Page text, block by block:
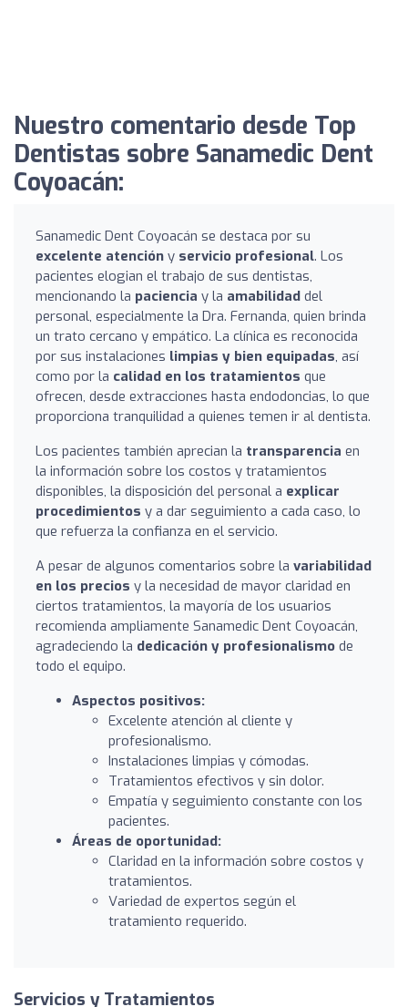
Nuestro comentario desde Top
Dentistas sobre Sanamedic Dent
Coyoacán:
Sanamedic Dent Coyoacán se destaca por su
excelente atención y servicio profesional. Los
pacientes elogian el trabajo de sus dentistas,
mencionando la paciencia y la amabilidad del
personal, especialmente la Dra. Fernanda, quien brinda
un trato cercano y empático. La clínica es reconocida
por sus instalaciones limpias y bien equipadas, así
como por la calidad en los tratamientos que
ofrecen, desde extracciones hasta endodoncias, lo que
proporciona tranquilidad a quienes temen ir al dentista.
Los pacientes también aprecian la transparencia en
la información sobre los costos y tratamientos
disponibles, la disposición del personal a explicar
procedimientos y a dar seguimiento a cada caso, lo
que refuerza la confianza en el servicio.
A pesar de algunos comentarios sobre la variabilidad
en los precios y la necesidad de mayor claridad en
ciertos tratamientos, la mayoría de los usuarios
recomienda ampliamente Sanamedic Dent Coyoacán,
agradeciendo la dedicación y profesionalismo de
todo el equipo.
Aspectos positivos:
Excelente atención al cliente y
profesionalismo.
Instalaciones limpias y cómodas.
Tratamientos efectivos y sin dolor.
Empatía y seguimiento constante con los
pacientes.
Áreas de oportunidad:
Claridad en la información sobre costos y
tratamientos.
Variedad de expertos según el
tratamiento requerido.
Servicios y Tratamientos